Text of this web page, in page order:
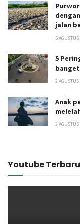
jalan
5
5
2
Anak
2
Youtube Terbaru